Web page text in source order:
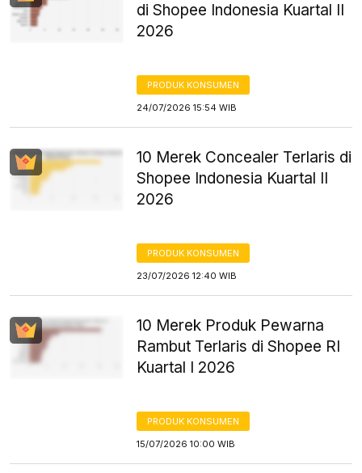
di Shopee Indonesia Kuartal II
2026
PRODUK KONSUMEN
24/07/2026 15:54 WIB
10 Merek Concealer Terlaris di
Shopee Indonesia Kuartal II
2026
PRODUK KONSUMEN
23/07/2026 12:40 WIB
10 Merek Produk Pewarna
Rambut Terlaris di Shopee RI
Kuartal I 2026
PRODUK KONSUMEN
15/07/2026 10:00 WIB